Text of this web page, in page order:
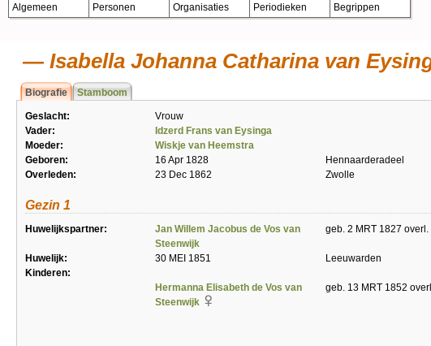
Algemeen Personen Organisaties Periodieken Begrippen
Isabella Johanna Catharina van
Biografie Stamboom
Geslacht:
Vrouw
Vader:
Idzerd Frans van Eysinga
Moeder:
Wiskje van Heemstra
Geboren:
16 Apr 1828
Hennaarderadeel
Overleden:
23 Dec 1862 Zwolle
Gezin 1
Huwelijkspartner:
Jan Willem Jacobus de Vos van
Steenwijk
geb. 2 MRT 1827 overl.
Huwelijk: 30 MEI 1851
Leeuwarden
Kinderen:
Hermanna Elisabeth de Vos van
Steenwijk
geb. 13 MRT 1852